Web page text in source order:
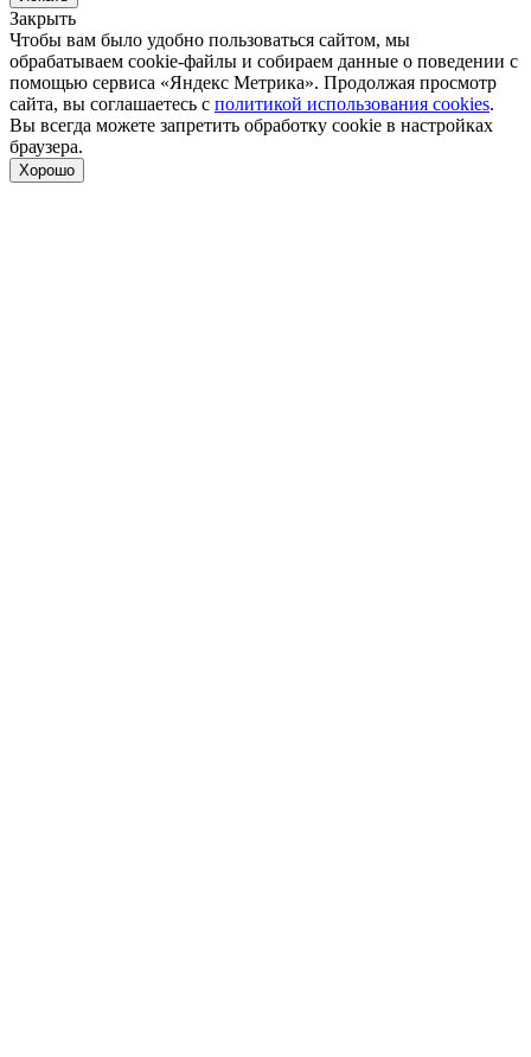
Закрыть
Чтобы вам было удобно пользоваться сайтом, мы
обрабатываем cookie-файлы и собираем данные о поведении с
помощью сервиса «Яндекс Метрика». Продолжая просмотр
сайта, вы соглашаетесь с политикой использования cookies.
Вы всегда можете запретить обработку cookie в настройках
браузера.
Хорошо